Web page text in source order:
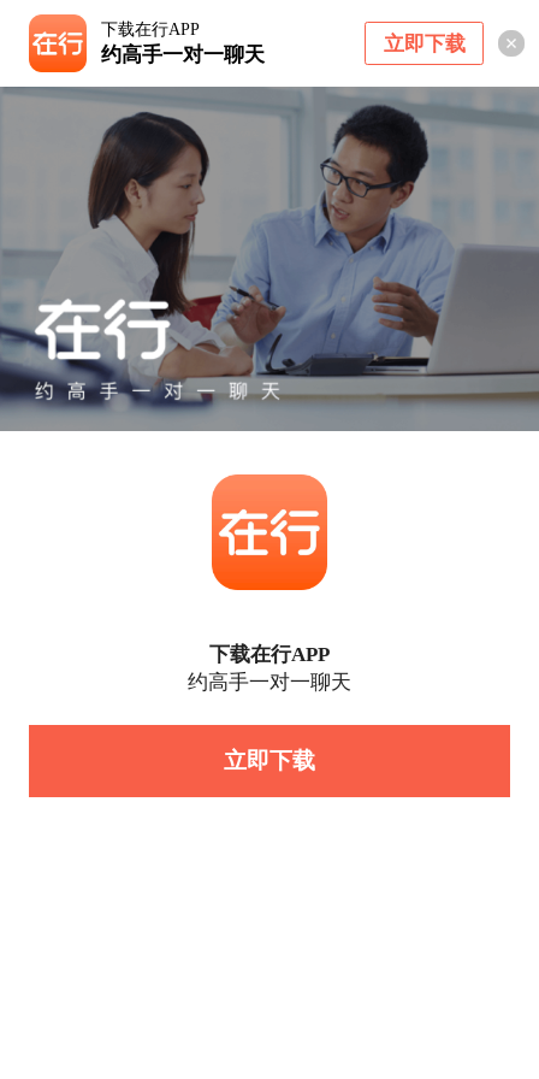
下载在行APP
约高手一对一聊天 立即下载
下载在行APP
约高手一对一聊天
立即下载